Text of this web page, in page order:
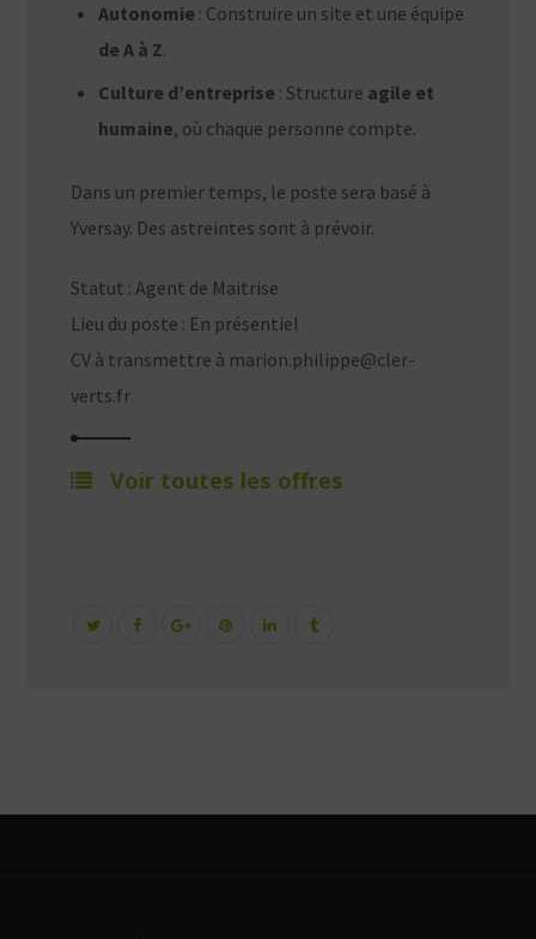
Autonomie : Construire un site et une équipe
de A à Z.
Culture d’entreprise : Structure agile et
humaine, où chaque personne compte.
Dans un premier temps, le poste sera basé à
Yversay. Des astreintes sont à prévoir.
Statut : Agent de Maitrise
Lieu du poste : En présentiel
CV à transmettre à marion.philippe@cler-
verts.fr
Voir toutes les offres